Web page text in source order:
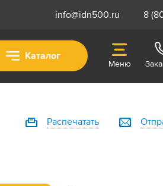
info@idn500.ru 8
Каталог
Меню
Распечатать